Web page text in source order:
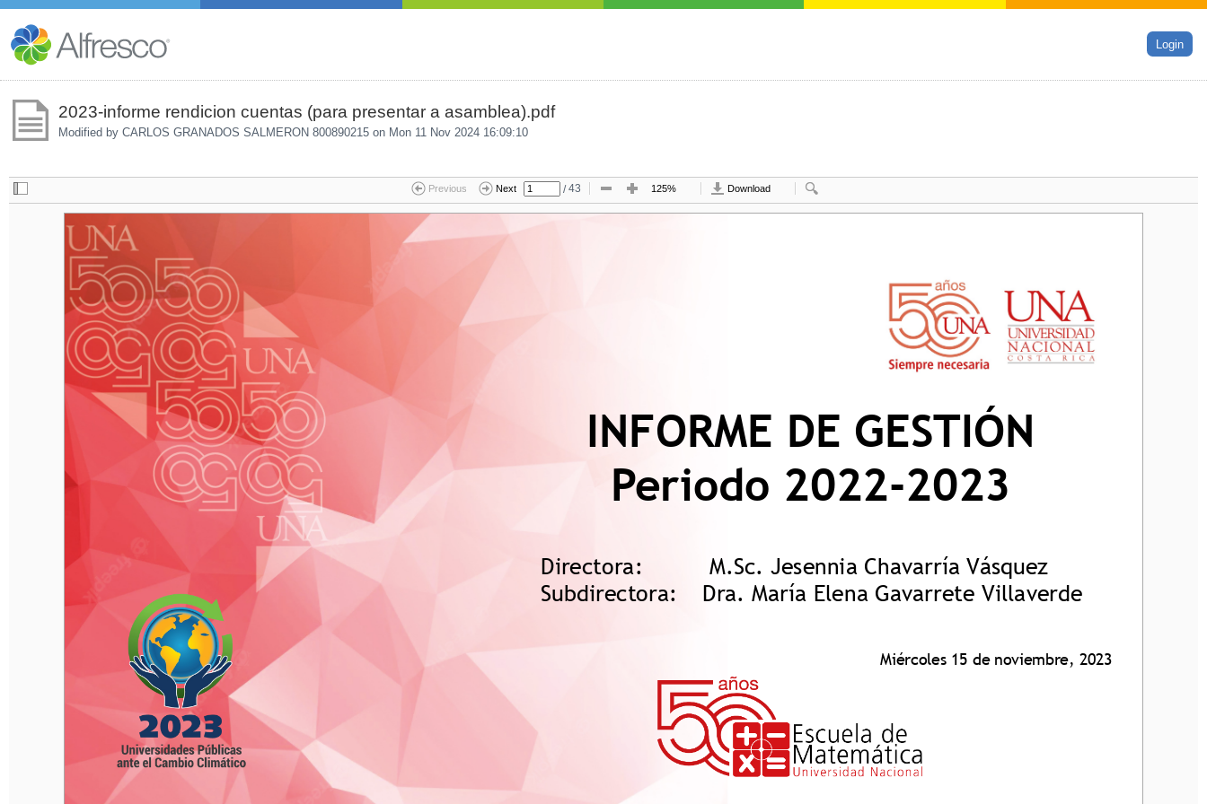
Login
2023-informe rendicion cuentas (para presentar a asamblea).pdf
Modified by CARLOS GRANADOS SALMERON 800890215 on Mon 11 Nov 2024 16:09:10
Previous Next / 43 125% Download
Directora:
M.Sc. Jesennia Chavarría Vásquez
Subdirectora:
Dra. María Elena Gavarrete Villaverde
INFORME DE GESTIÓN
Periodo 2022-2023
Miércoles 15 de noviembre, 2023